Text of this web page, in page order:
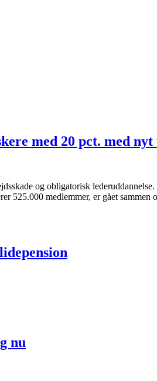
med 20 pct. med nyt
og obligatorisk
525.000 medlemmer, er gået sammen
nu